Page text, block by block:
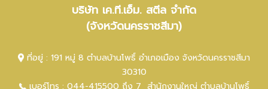
บริษัท เค.ที.เอ็ม. สตีล จำกัด
(จังหวัดนครราชสีมา)
ที่อยู่ : 191 หมู่ 8 ตำบลบ้านโพธิ์ อำเภอเมือง จังหวัดนครราชสีมา
30310
เบอร์โทร : 044-415500 ถึง 7 สำนักงานใหญ่ ตำบลบ้านโพธิ์